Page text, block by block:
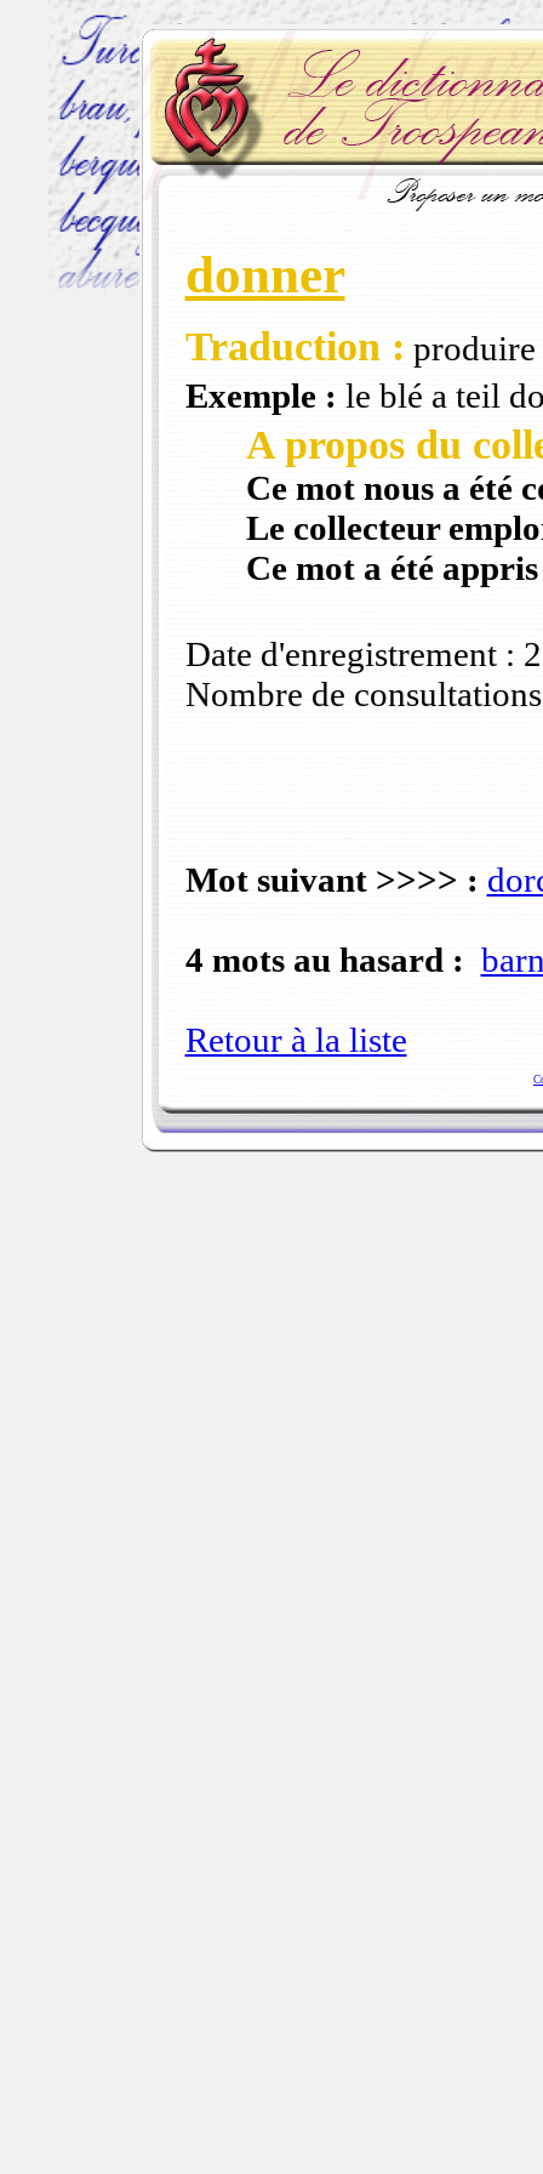
donner
Traduction : produire
Exemple : le blé a teil
A propos du
Ce mot nous a été
Le collecteur
Ce mot a été
Date d'enregistrement :
Nombre de
Mot suivant >>>> :
4 mots au hasard :
Retour à la liste